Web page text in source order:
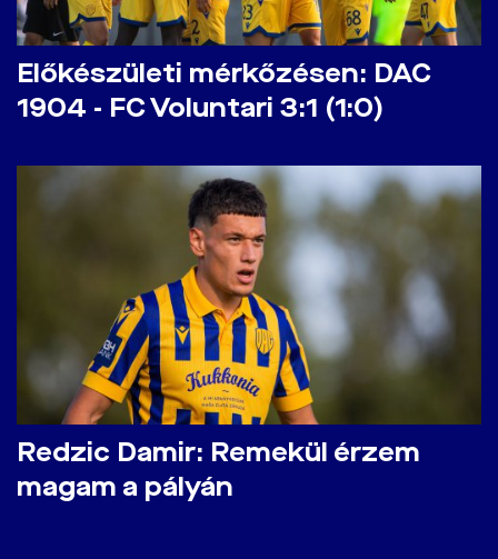
Előkészületi mérkőzésen: DAC
1904 - FC Voluntari 3:1 (1:0)
Redzic Damir: Remekül érzem
magam a pályán